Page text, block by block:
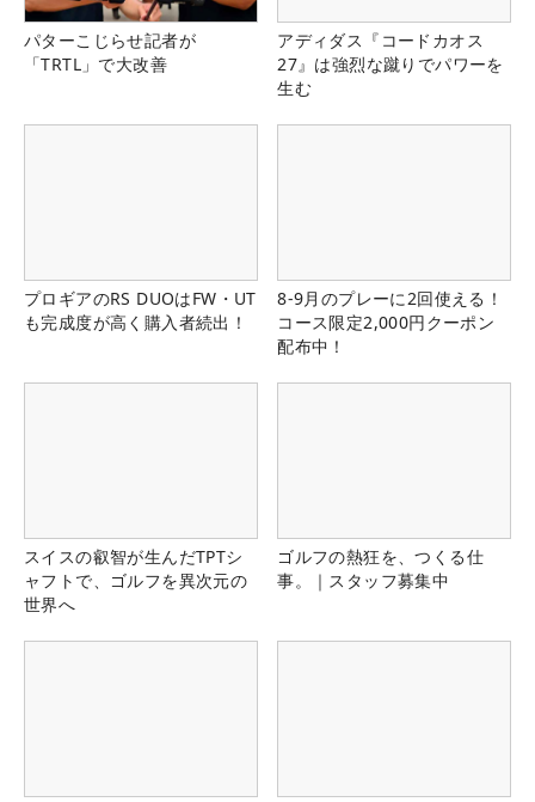
パターこじらせ記者が
「TRTL」で大改善
アディダス『コードカオス
27』は強烈な蹴りでパワーを
生む
プロギアのRS DUOはFW・UT
も完成度が高く購入者続出！
8-9月のプレーに2回使える！
コース限定2,000円クーポン
配布中！
スイスの叡智が生んだTPTシ
ャフトで、ゴルフを異次元の
世界へ
ゴルフの熱狂を、つくる仕
事。｜スタッフ募集中